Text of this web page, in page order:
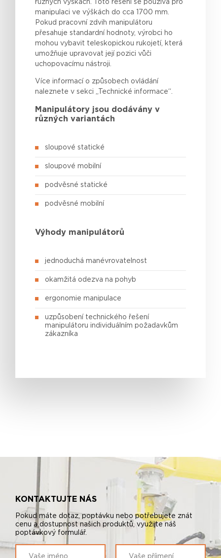
různých výškách. Toto řešení se používá pro
manipulaci ve výškách do cca 1700 mm.
Pokud pracovní zdvih manipulátoru
přesahuje standardní hodnoty,výrobci ho
mohou vybavit teleskopickourukojetí, která
umožňujeupravovat její pozici vůči
uchopovacímu nástroji.
Více informací o způsobech ovládání
naleznete v sekci „Technické informace“.
Manipulátory jsou dodávány v
různých variantách
sloupové statické
sloupové mobilní
podvěsné statické
podvěsné mobilní
Výhody manipulátorů
jednoduchá manévrovatelnost
okamžitá odezva na pohyb
ergonomie manipulace
uzpůsobení technického řešení
manipulátoru individuálním požadavkům
zákazníka
KONTAKTUJTE NÁS
Pokud máte dotaz, poptávku nebo potřebujete znát
cenu a dostupnost našich produktů, využijte náš
poptávkový formulář.